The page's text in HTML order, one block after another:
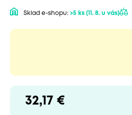
Sklad e-shopu: >5 ks (11. 8. u vás)
32,17 €